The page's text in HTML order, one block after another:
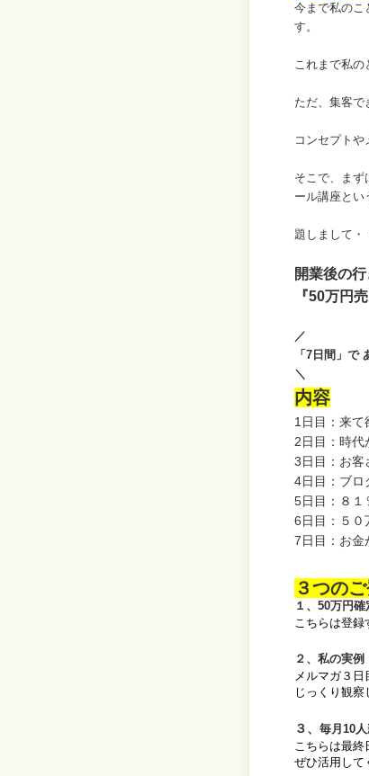
今まで私のこ
す。
これまで私の
ただ、集客で
コンセプト
そこで、まず
ール講座とい
題しまして・
開業後の
『50万円
／
「7日間」で
＼
内容
1日目：来て
2日目：時代
3日目：お客
4日目：ブロ
5日目：８１
6日目： ５
7日目：お金
３つの
１、50万円
こちらは登録
２、私の実
メルマガ３日
じっくり観察
３、 毎月10
こちらは最終
ぜひ活用して